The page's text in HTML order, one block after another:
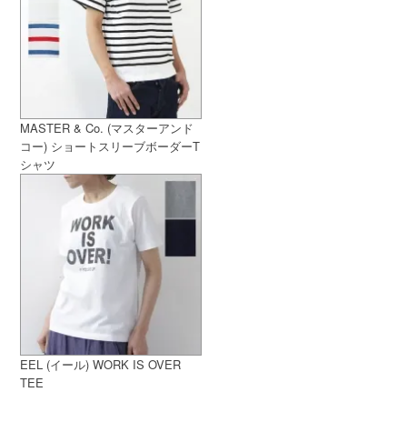
MASTER & Co. (マスターアンド
コー) ショートスリーブボーダーT
シャツ
EEL (イール) WORK IS OVER
TEE